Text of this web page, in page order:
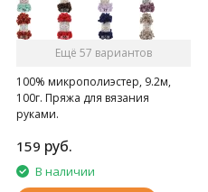
Ещё 57 вариантов
100% микрополиэстер, 9.2м,
100г. Пряжа для вязания
руками.
159 руб.
В наличии